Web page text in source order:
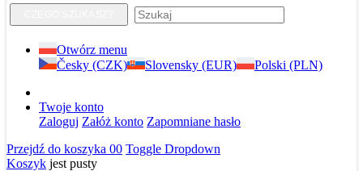
Otwórz menu
Česky (CZK)
Slovensky (EUR) Polski (PLN)
Twoje konto
Zaloguj Załóż konto Zapomniane hasło
Przejdź do koszyka 00 Toggle Dropdown
Koszyk jest pusty